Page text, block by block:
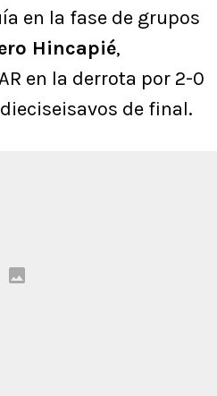
en la fase de grupos
Hincapié,
en la derrota por 2-0
de final.